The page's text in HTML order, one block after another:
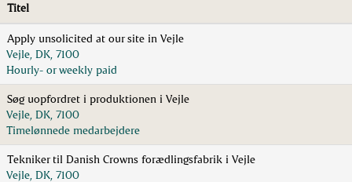
Titel
Apply unsolicited at our site in Vejle
Vejle, DK, 7100
Hourly- or weekly paid
Søg uopfordret i produktionen i Vejle
Vejle, DK, 7100
Timelønnede medarbejdere
Tekniker til Danish Crowns forædlingsfabrik i Vejle
Vejle, DK, 7100